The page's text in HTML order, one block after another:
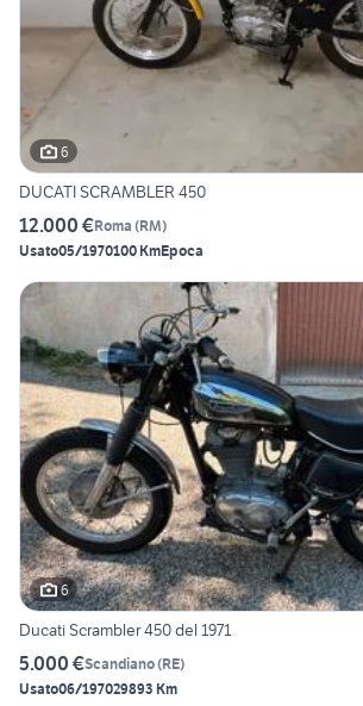
6
DUCATI SCRAMBLER 450
12.000 €Roma (RM)
Usato05/1970100 KmEpoca
6
Ducati Scrambler 450 del 1971
5.000 €Scandiano(RE)
Usato06/197029893 Km